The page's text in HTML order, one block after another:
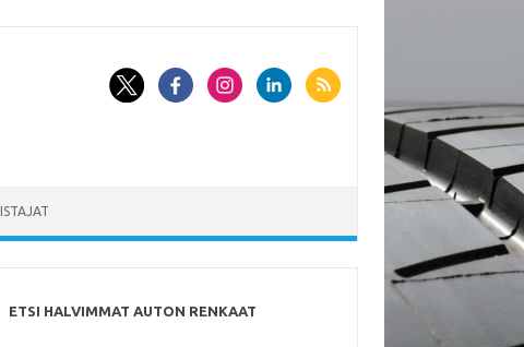
ETSI HALVIMMAT AUTON RENKAAT